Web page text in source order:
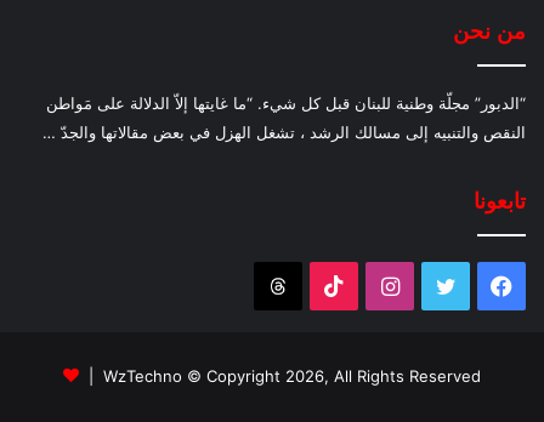
من نحن
“الدبور” مجلّة وطنية للبنان قبل كل شيء. “ما غايتها إلاّ الدلالة على مَواطن
النقص والتنبيه إلى مسالك الرشد ، تشغل الهزل في بعض مقالاتها والجدّ …
تابعونا
فيسبوك تويتر انستقرام‫TikTok
WzTechno © Copyright 2026, All Rights Reserved |